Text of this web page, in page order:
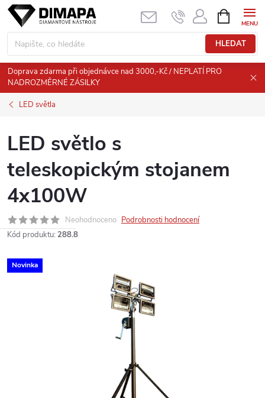
Přejít
obsah
HLEDAT
NÁKUPNÍ
KOŠÍK
Doprava zdarma při objednávce nad 3000,-Kč / NEPLATÍ PRO
NADROZMĚRNÉ ZÁSILKY
LED světla
LED světlo s
teleskopickým stojanem
4x100W
Neohodnoceno Podrobnosti hodnocení
Kód produktu: 288.8
Novinka